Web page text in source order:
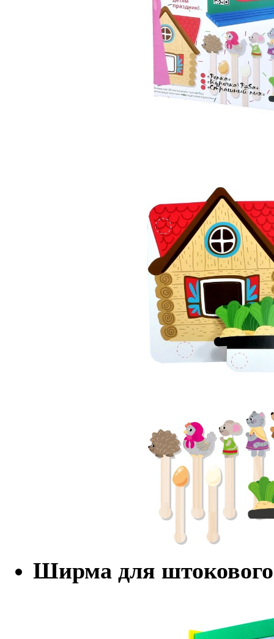
Ширма для штокового